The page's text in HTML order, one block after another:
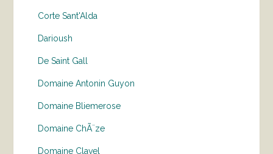
Corte Sant'Alda
Darioush
De Saint Gall
Domaine Antonin Guyon
Domaine Bliemerose
Domaine ChÃ¨ze
Domaine Clavel